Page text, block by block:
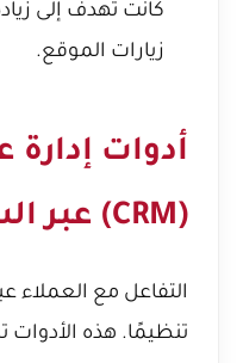
كانت تهدف إلى
زيارات الموقع.
أدوات إدارة
(CRM) عبر السوشيال ميديا
التفاعل مع العملاء
تنظيمًا. هذه